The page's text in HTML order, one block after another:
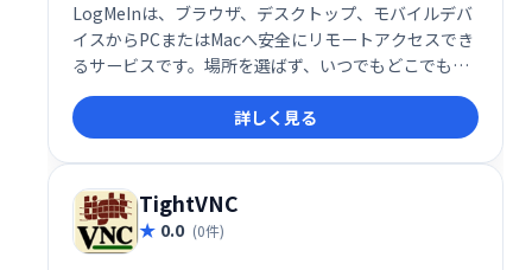
LogMeInは、ブラウザ、デスクトップ、モバイルデバ
イスからPCまたはMacへ安全にリモートアクセスでき
るサービスです。場所を選ばず、いつでもどこでもパ
ソコンにアクセスし、作業を継続できます。迅速かつ
簡単な操作で、高い利便性を実現します。
詳しく見る
TightVNC
0.0 (0件)